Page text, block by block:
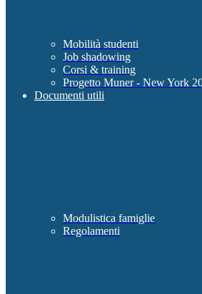
Mobilità studenti
Job shadowing
Corsi & training
Progetto Muner - New York
Documenti utili
Modulistica famiglie
Regolamenti